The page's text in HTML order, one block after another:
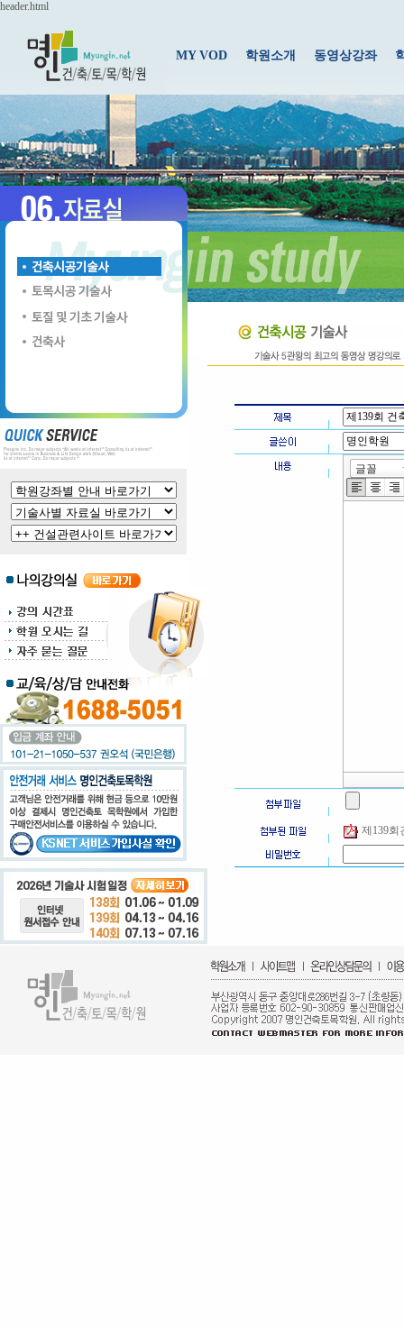
header.html
MY VOD 학원소개 동영상강좌
제139회